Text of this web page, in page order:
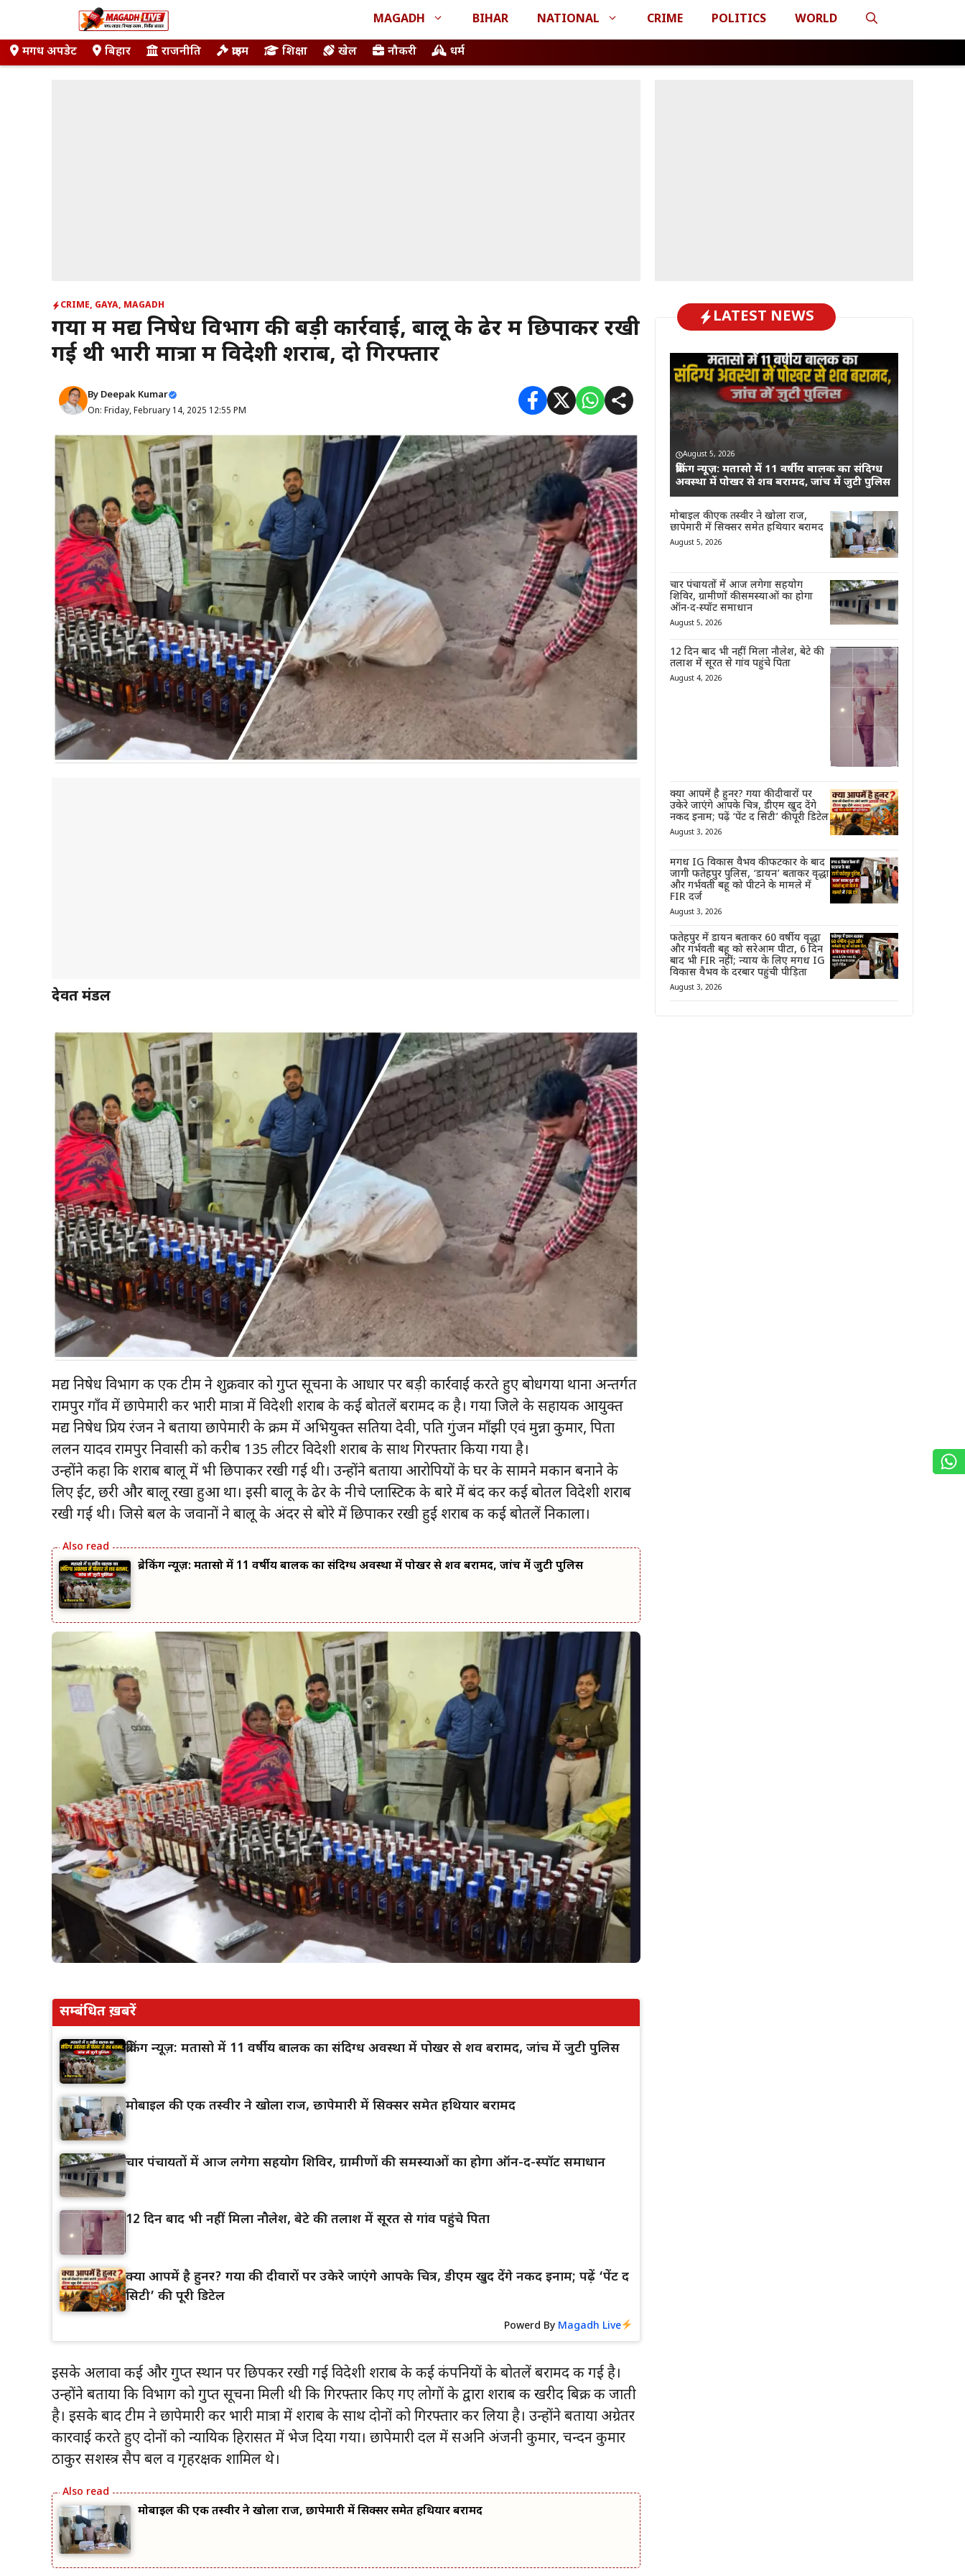
content
MAGADH BIHAR NATIONAL CRIME POLITICS WORLD
मगध अपडेट बिहार राजनीति क्राइम शिक्षा खेल नौकरी धर्म
CRIME, GAYA, MAGADH
गया में मद्य निषेध विभाग की बड़ी कार्रवाई, बालू के ढेर में छिपाकर रखी
गई थी भारी मात्रा में विदेशी शराब, दो गिरफ्तार
By Deepak Kumar
On: Friday, February 14, 2025 12:55 PM
देवब्रत मंडल
मद्य निषेध विभाग की एक टीम ने शुक्रवार को गुप्त सूचना के आधार पर बड़ी कार्रवाई करते हुए बोधगया थाना अन्तर्गत
रामपुर गाँव में छापेमारी कर भारी मात्रा में विदेशी शराब के कई बोतलें बरामद की है। गया जिले के सहायक आयुक्त
मद्य निषेध प्रिय रंजन ने बताया छापेमारी के क्रम में अभियुक्त सतिया देवी, पति गुंजन माँझी एवं मुन्ना कुमार, पिता
ललन यादव रामपुर निवासी को करीब 135 लीटर विदेशी शराब के साथ गिरफ्तार किया गया है।
उन्होंने कहा कि शराब बालू में भी छिपाकर रखी गई थी। उन्होंने बताया आरोपियों के घर के सामने मकान बनाने के
लिए ईंट, छरी और बालू रखा हुआ था। इसी बालू के ढेर के नीचे प्लास्टिक के बारे में बंद कर कई बोतल विदेशी शराब
रखी गई थी। जिसे बल के जवानों ने बालू के अंदर से बोरे में छिपाकर रखी हुई शराब की कई बोतलें निकाला।
ब्रेकिंग न्यूज़: मतासो में 11 वर्षीय बालक का संदिग्ध अवस्था में पोखर से शव बरामद, जांच में जुटी पुलिस
सम्बंधित ख़बरें
ब्रेकिंग न्यूज़: मतासो में 11 वर्षीय बालक का संदिग्ध अवस्था में पोखर से शव बरामद, जांच में जुटी पुलिस
मोबाइल की एक तस्वीर ने खोला राज, छापेमारी में सिक्सर समेत हथियार बरामद
चार पंचायतों में आज लगेगा सहयोग शिविर, ग्रामीणों की समस्याओं का होगा ऑन-द-स्पॉट समाधान
12 दिन बाद भी नहीं मिला नौलेश, बेटे की तलाश में सूरत से गांव पहुंचे पिता
क्या आपमें है हुनर? गया की दीवारों पर उकेरे जाएंगे आपके चित्र, डीएम खुद देंगे नकद इनाम; पढ़ें ‘पेंट द
सिटी’ की पूरी डिटेल
Powerd By Magadh Live
इसके अलावा कई और गुप्त स्थान पर छिपकर रखी गई विदेशी शराब के कई कंपनियों के बोतलें बरामद की गई है।
उन्होंने बताया कि विभाग को गुप्त सूचना मिली थी कि गिरफ्तार किए गए लोगों के द्वारा शराब की खरीद बिक्री की जाती
है। इसके बाद टीम ने छापेमारी कर भारी मात्रा में शराब के साथ दोनों को गिरफ्तार कर लिया है। उन्होंने बताया अग्रेतर
कारवाई करते हुए दोनों को न्यायिक हिरासत में भेज दिया गया। छापेमारी दल में सअनि अंजनी कुमार, चन्दन कुमार
ठाकुर सशस्त्र सैप बल व गृहरक्षक शामिल थे।
मोबाइल की एक तस्वीर ने खोला राज, छापेमारी में सिक्सर समेत हथियार बरामद
LATEST NEWS
August 5, 2026
ब्रेकिंग न्यूज़: मतासो में 11 वर्षीय बालक का संदिग्ध
अवस्था में पोखर से शव बरामद, जांच में जुटी पुलिस
मोबाइल की एक तस्वीर ने खोला राज,
छापेमारी में सिक्सर समेत हथियार बरामद
August 5, 2026
चार पंचायतों में आज लगेगा सहयोग
शिविर, ग्रामीणों की समस्याओं का होगा
ऑन-द-स्पॉट समाधान
August 5, 2026
12 दिन बाद भी नहीं मिला नौलेश, बेटे की
तलाश में सूरत से गांव पहुंचे पिता
August 4, 2026
क्या आपमें है हुनर? गया की दीवारों पर
उकेरे जाएंगे आपके चित्र, डीएम खुद देंगे
नकद इनाम; पढ़ें ‘पेंट द सिटी’ की पूरी डिटेल
August 3, 2026
मगध IG विकास वैभव की फटकार के बाद
जागी फतेहपुर पुलिस, ‘डायन’ बताकर वृद्धा
और गर्भवती बहू को पीटने के मामले में
FIR दर्ज
August 3, 2026
फतेहपुर में डायन बताकर 60 वर्षीय वृद्धा
और गर्भवती बहू को सरेआम पीटा, 6 दिन
बाद भी FIR नहीं; न्याय के लिए मगध IG
विकास वैभव के दरबार पहुंची पीड़िता
August 3, 2026